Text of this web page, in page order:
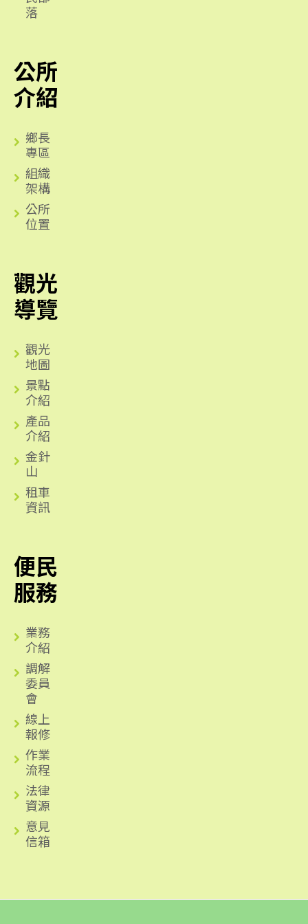
落
公所
介紹
鄉長
專區
組織
架構
公所
位置
觀光
導覽
觀光
地圖
景點
介紹
產品
介紹
金針
山
租車
資訊
便民
服務
業務
介紹
調解
委員
會
線上
報修
作業
流程
法律
資源
意見
信箱